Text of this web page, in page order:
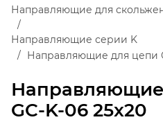
GC-K-06 25x20
Направляющие для
Направляющие серии K
Направляющие для цепи